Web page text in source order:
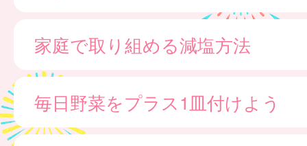
家庭で取り組める減塩方法
毎日野菜をプラス1皿付けよう